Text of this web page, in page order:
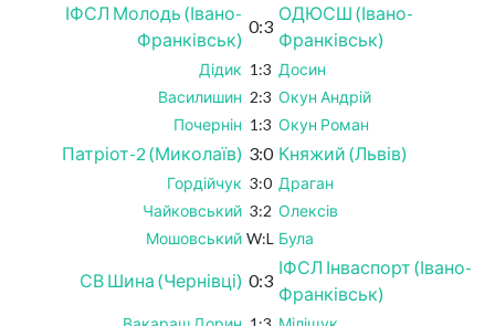
ІФСЛ Молодь (Івано-
Франківськ)
0:3
ОДЮСШ (Івано-
Франківськ)
Дідик 1:3 Досин
Василишин 2:3 Окун Андрій
Почернін 1:3 Окун Роман
Патріот-2 (Миколаїв) 3:0 Княжий (Львів)
Гордійчук 3:0 Драган
Чайковський 3:2 Олексів
Мошовський W:L Була
СВ Шина (Чернівці) 0:3
ІФСЛ Інваспорт (Івано-
Франківськ)